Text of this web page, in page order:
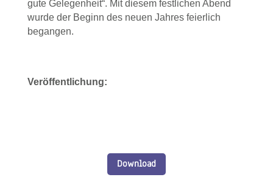
gute Gelegenheit“. Mit diesem festlichen Abend
wurde der Beginn des neuen Jahres feierlich
begangen.
Veröffentlichung:
Download